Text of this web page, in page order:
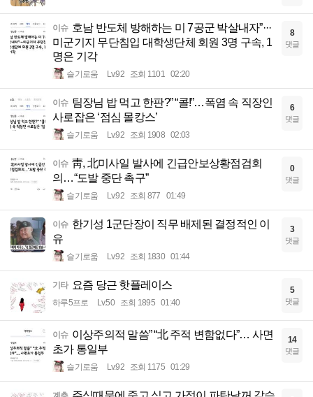
이슈 호남 반도체 방해하는 미 7공군 박살내자”···
미군기지 무단침입 대학생단체 회원 3명 구속, 1
명은 기각
슬기로움 Lv.92 조회 1101 02:20
8
댓글
이슈 팀장님 밥 먹고 한판?” “콜!”…폭염 속 직장인
사로잡은 ‘점심 몰캉스’
슬기로움 Lv.92 조회 1908 02:03
6
댓글
이슈 靑, 北미사일 발사에 긴급안보상황점검회
의…“도발 중단 촉구”
슬기로움 Lv.92 조회 877 01:49
0
댓글
이슈 한기성 1군단장이 직무 배제된 결정적인 이
유
슬기로움 Lv.92 조회 1830 01:44
3
댓글
기타 요즘 당근 핫플레이스
하루5프로 Lv.50 조회 1895 01:40
5
댓글
이슈 이상주의적 말씀” “北 주적 변함없다”… 사면
초가 통일부
슬기로움 Lv.92 조회 1175 01:29
14
댓글